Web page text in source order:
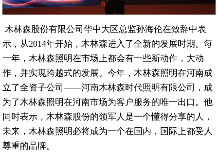
木林森股份有限公司华中大区总监孙海伦在致辞中表
示，从2014年开始，木林森进入了全新的发展时期。每
一年，木林森照明在市场上都会有一些新动作，大动
作，并实现跨越式的发展。今年，木林森照明在河南成
立了全资子公司——河南木林森时代照明有限公司，成
为了木林森照明在河南市场为客户服务的唯一出口。他
同时表示，木林森股份的领军人是一个懂得分享的人，
未来，木林森照明必将成为一个在国内，国际上都受人
尊重的品牌。